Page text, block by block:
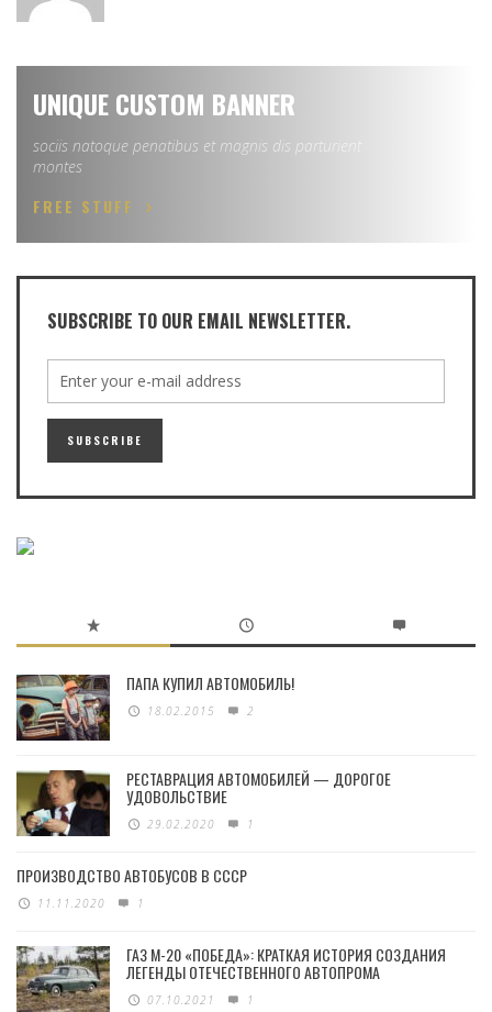
UNIQUE CUSTOM BANNER
sociis natoque penatibus et magnis dis parturient
montes
FREE STUFF
SUBSCRIBE TO OUR EMAIL NEWSLETTER.
ПАПА КУПИЛ АВТОМОБИЛЬ!
18.02.2015 2
РЕСТАВРАЦИЯ АВТОМОБИЛЕЙ — ДОРОГОЕ
УДОВОЛЬСТВИЕ
29.02.2020 1
ПРОИЗВОДСТВО АВТОБУСОВ В СССР
11.11.2020 1
ГАЗ М-20 «ПОБЕДА»: КРАТКАЯ ИСТОРИЯ СОЗДАНИЯ
ЛЕГЕНДЫ ОТЕЧЕСТВЕННОГО АВТОПРОМА
07.10.2021 1